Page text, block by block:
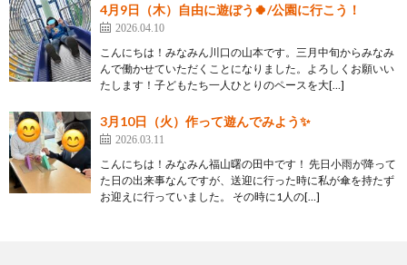
4月9日（木）自由に遊ぼう🍀/公園に行こう！
2026.04.10
こんにちは！みなみん川口の山本です。三月中旬からみなみ
んで働かせていただくことになりました。よろしくお願いい
たします！子どもたち一人ひとりのペースを大[…]
3月10日（火）作って遊んでみよう✨
2026.03.11
こんにちは！みなみん福山曙の田中です！ 先日小雨が降って
た日の出来事なんですが、送迎に行った時に私が傘を持たず
お迎えに行っていました。 その時に1人の[…]